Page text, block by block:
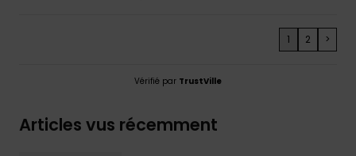
1 2 >
Vérifié par TrustVille
Articles vus récemment